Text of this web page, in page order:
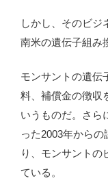
しかし、そのビジ
南米の遺伝子組み
モンサントの遺伝
料、補償金の徴収
いうものだ。さら
った2003年から
り、モンサントの
ている。